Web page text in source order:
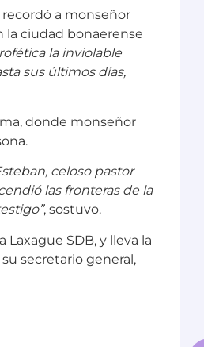
recordó a monseñor
la ciudad bonaerense
la inviolable
sus últimos días,
donde monseñor
celoso pastor
las fronteras de la
, sostuvo.
SDB, y lleva la
secretario general,